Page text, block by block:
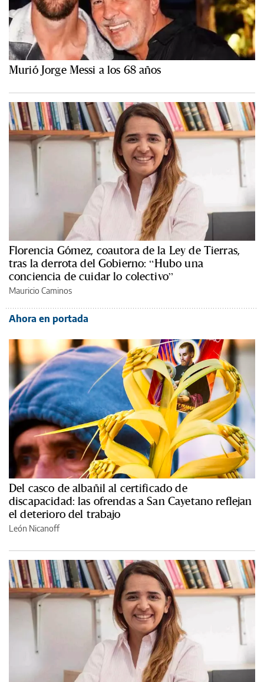
Murió Jorge Messi a los 68 años
Florencia Gómez, coautora de la Ley de Tierras,
tras la derrota del Gobierno: “Hubo una
conciencia de cuidar lo colectivo”
Mauricio Caminos
Ahora en portada
Del casco de albañil al certificado de
discapacidad: las ofrendas a San Cayetano reflejan
el deterioro del trabajo
León Nicanoff